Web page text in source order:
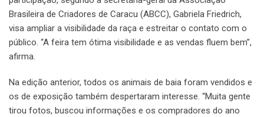
Brasileira de Criadores de Caracu (ABCC), Gabriela Friedrich,
visa ampliar a visibilidade da raça e estreitar o contato com o
público. “A feira tem ótima visibilidade e as vendas fluem bem”,
afirma.
Na edição anterior, todos os animais de baia foram vendidos e
os de exposição também despertaram interesse. “Muita gente
tirou fotos, buscou informações e os compradores do ano